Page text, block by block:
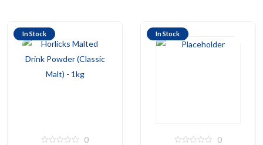
In Stock
0
In Stock
0